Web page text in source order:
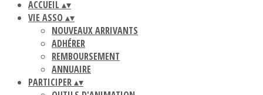
ACCUEIL ▴▾
VIE ASSO ▴▾
NOUVEAUX ARRIVANTS
ADHÉRER
REMBOURSEMENT
ANNUAIRE
PARTICIPER▴▾